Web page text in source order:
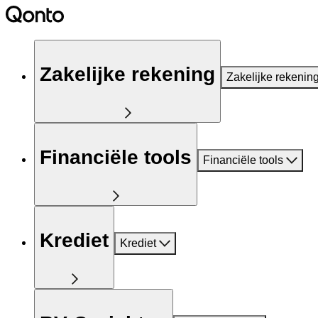
Zakelijke rekening Zakelijke
Financiële tools Financiële tools
Krediet Krediet